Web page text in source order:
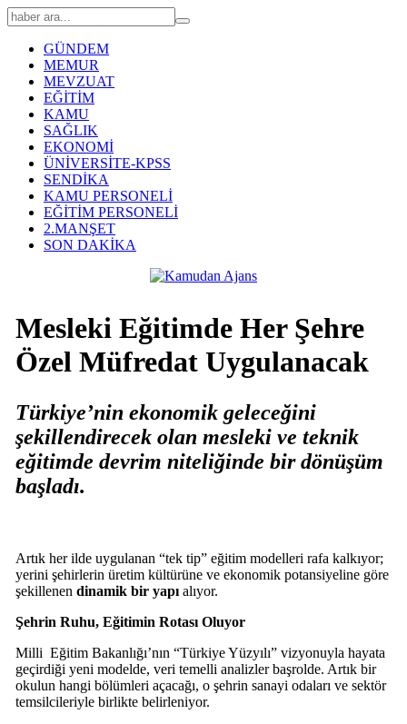
GÜNDEM
MEMUR
MEVZUAT
EĞİTİM
KAMU
SAĞLIK
EKONOMİ
ÜNİVERSİTE-KPSS
SENDİKA
KAMU PERSONELİ
EĞİTİM PERSONELİ
2.MANŞET
SON DAKİKA
Mesleki Eğitimde Her Şehre
Özel Müfredat Uygulanacak
Türkiye’nin ekonomik geleceğini
şekillendirecek olan mesleki ve teknik
eğitimde devrim niteliğinde bir dönüşüm
başladı.
Artık her ilde uygulanan “tek tip” eğitim modelleri rafa kalkıyor;
yerini şehirlerin üretim kültürüne ve ekonomik potansiyeline göre
şekillenen dinamik bir yapıalıyor.
Şehrin Ruhu, Eğitimin Rotası Oluyor
Milli EğitimBakanlığı’nın “Türkiye Yüzyılı” vizyonuyla hayata
geçirdiği yeni modelde, veri temelli analizler başrolde. Artık bir
okulun hangi bölümleri açacağı, o şehrin sanayi odaları ve sektör
temsilcileriyle birlikte belirleniyor.